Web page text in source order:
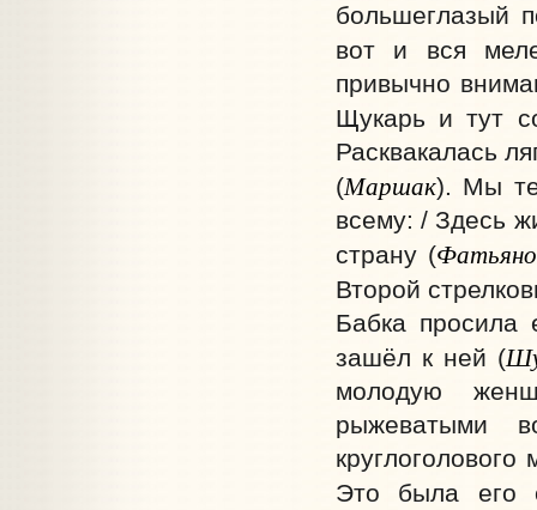
большеглазый
вот и вся
привычно
Щукарь и тут
Расквакалась
(Маршак). Мы
всему: / Здесь
страну (
Второй
Бабка просила
зашёл к ней (
молодую
рыжеватыми
Это была его